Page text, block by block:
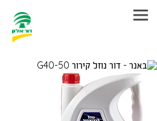
מעבר
מהיר
לתוכן
הראשי